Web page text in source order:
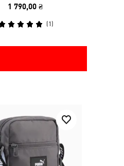
1 790,00 ₴
(1 )